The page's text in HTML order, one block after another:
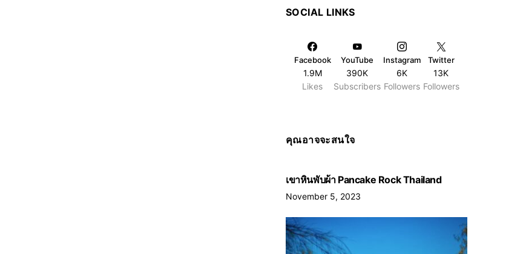
SOCIAL LINKS
Facebook
1.9M
Likes
YouTube
390K
Subscribers
Instagram
6K
Followers
Twitter
13K
Followers
คุณอาจจะสนใจ
เขาหินพับผ้า Pancake Rock Thailand
November 5, 2023